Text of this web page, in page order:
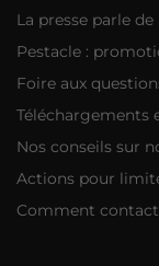
La presse parle de
Pestacle :
Foire aux
Téléchargements
Nos conseils sur
Actions pour
Comment